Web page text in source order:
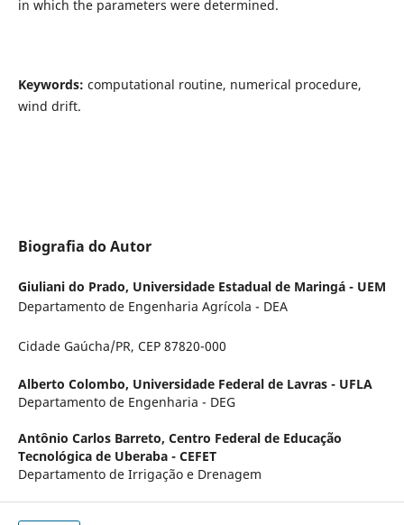
in which the parameters were determined.
Keywords: computational routine, numerical procedure,
wind drift.
Biografia do Autor
Giuliani do Prado, Universidade Estadual de Maringá - UEM
Departamento de Engenharia Agrícola - DEA
Cidade Gaúcha/PR, CEP 87820-000
Alberto Colombo, Universidade Federal de Lavras - UFLA
Departamento de Engenharia - DEG
Antônio Carlos Barreto, Centro Federal de Educação
Tecnológica de Uberaba - CEFET
Departamento de Irrigação e Drenagem